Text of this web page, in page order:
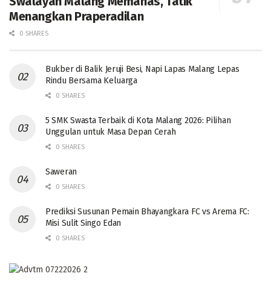
Menangkan Praperadilan
0 SHARES
Bukber di Balik Jeruji Besi, Napi Lapas Malang Lepas
Rindu Bersama Keluarga
0 SHARES
5 SMK Swasta Terbaik di Kota Malang 2026: Pilihan
Unggulan untuk Masa Depan Cerah
0 SHARES
Saweran
0 SHARES
Prediksi Susunan Pemain Bhayangkara FC vs Arema FC:
Misi Sulit Singo Edan
0 SHARES